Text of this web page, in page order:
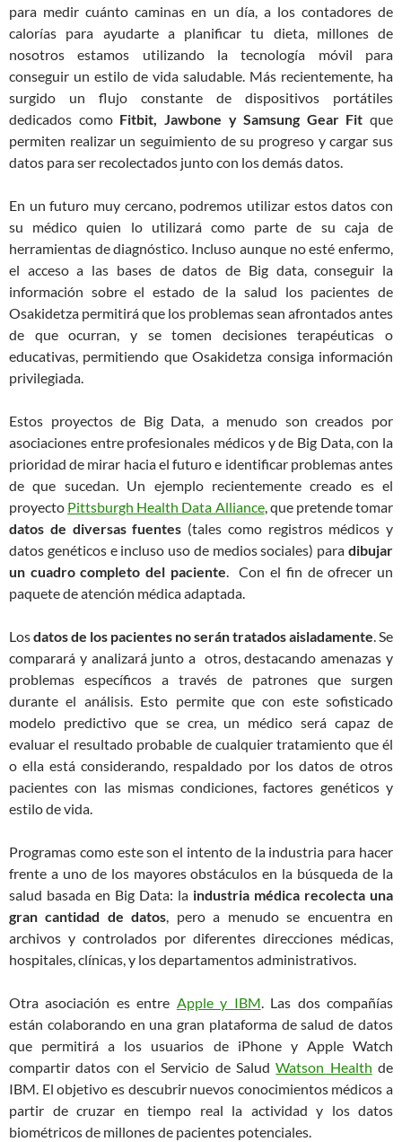
para medir cuánto caminas en un día, a los contadores de
calorías para ayudarte a planificar tu dieta, millones de
nosotros estamos utilizando la tecnología móvil para
conseguir un estilo de vida saludable. Más recientemente, ha
surgido un flujo constante de dispositivos portátiles
dedicados como Fitbit, Jawbone y Samsung Gear Fit que
permiten realizar un seguimiento de su progreso y cargar sus
datos para ser recolectados junto con los demás datos.
En un futuro muy cercano, podremos utilizar estos datos con
su médico quien lo utilizará como parte de su caja de
herramientas de diagnóstico. Incluso aunque no esté enfermo,
el acceso a las bases de datos de Big data, conseguir la
información sobre el estado de la salud los pacientes de
Osakidetza permitirá que los problemas sean afrontados antes
de que ocurran, y se tomen decisiones terapéuticas o
educativas, permitiendo que Osakidetza consiga información
privilegiada.
Estos proyectos de Big Data, a menudo son creados por
asociaciones entre profesionales médicos y de Big Data, con la
prioridad de mirar hacia el futuro e identificar problemas antes
de que sucedan. Un ejemplo recientemente creado es el
proyecto Pittsburgh Health Data Alliance, que pretende tomar
datos de diversas fuentes (tales como registros médicos y
datos genéticos e incluso uso de medios sociales) para dibujar
un cuadro completo del paciente. Con el fin de ofrecer un
paquete de atención médica adaptada.
Losdatos de los pacientes no serán tratados aisladamente. Se
comparará y analizará junto a otros, destacando amenazas y
problemas específicos a través de patrones que surgen
durante el análisis. Esto permite que con este sofisticado
modelo predictivo que se crea, un médico será capaz de
evaluar el resultado probable de cualquier tratamiento que él
o ella está considerando, respaldado por los datos de otros
pacientes con las mismas condiciones, factores genéticos y
estilo de vida.
Programas como este son el intento de la industria para hacer
frente a uno de los mayores obstáculos en la búsqueda de la
salud basada en Big Data: la industria médica recolecta una
gran cantidad de datos, pero a menudo se encuentra en
archivos y controlados por diferentes direcciones médicas,
hospitales, clínicas, y los departamentos administrativos.
Otra asociación es entre Apple y IBM. Las dos compañías
están colaborando en una gran plataforma de salud de datos
que permitirá a los usuarios de iPhone y Apple Watch
compartir datos con el Servicio de SaludWatson Health de
IBM. El objetivo es descubrir nuevos conocimientos médicos a
partir de cruzar en tiempo real la actividad y los datos
biométricos de millones de pacientes potenciales.